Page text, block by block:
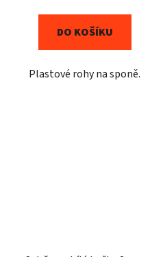
DO KOŠÍKU
Plastové rohy na sponě.